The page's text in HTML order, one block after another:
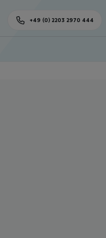
+49 (0) 2203 2970 444